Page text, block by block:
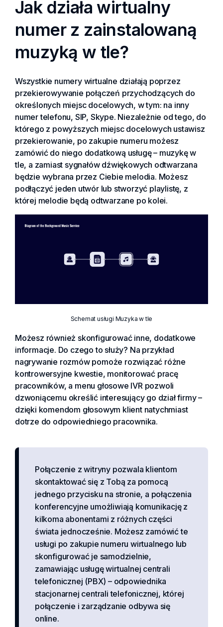
Jak działa wirtualny
numer z zainstalowaną
muzyką w tle?
Wszystkie numery wirtualne działają poprzez
przekierowywanie połączeń przychodzących do
określonych miejsc docelowych, w tym: na inny
numer telefonu, SIP, Skype. Niezależnie od tego, do
którego z powyższych miejsc docelowych ustawisz
przekierowanie, po zakupie numeru możesz
zamówić do niego dodatkową usługę – muzykę w
tle, a zamiast sygnałów dźwiękowych odtwarzana
będzie wybrana przez Ciebie melodia. Możesz
podłączyć jeden utwór lub stworzyć playlistę, z
której melodie będą odtwarzane po kolei.
Schemat usługi Muzyka w tle
Możesz również skonfigurować inne, dodatkowe
informacje. Do czego to służy? Na przykład
nagrywanie rozmów pomoże rozwiązać różne
kontrowersyjne kwestie, monitorować pracę
pracowników, a menu głosowe IVR pozwoli
dzwoniącemu określić interesujący go dział firmy –
dzięki komendom głosowym klient natychmiast
dotrze do odpowiedniego pracownika.
Połączenie z witryny pozwala klientom
skontaktować się z Tobą za pomocą
jednego przycisku na stronie, a połączenia
konferencyjne umożliwiają komunikację z
kilkoma abonentami z różnych części
świata jednocześnie. Możesz zamówić te
usługi po zakupie numeru wirtualnego lub
skonfigurować je samodzielnie,
zamawiając usługę wirtualnej centrali
telefonicznej (PBX) – odpowiednika
stacjonarnej centrali telefonicznej, której
połączenie i zarządzanie odbywa się
online.